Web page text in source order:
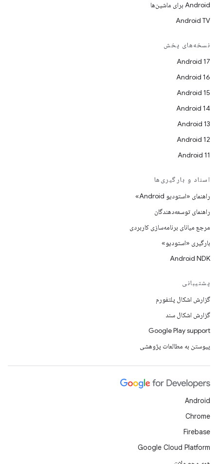
Android برای ماشین‌ها
Android TV
نسخه‌های پخش
Android 17
Android 16
Android 15
Android 14
Android 13
Android 12
Android 11
اسناد و بارگیری‌ها
راهنمای «استودیو Android»
راهنمای توسعه‌دهندگان
مرجع میانای برنامه‌سازی کاربردی
بارگیری «استودیو»
Android NDK
پشتیبانی
گزارش اشکال پلتفورم
گزارش اشکال سند
Google Play support
پیوستن به مطالعات پژوهشی
Android
Chrome
Firebase
Google Cloud Platform